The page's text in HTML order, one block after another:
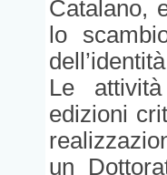
Catalano,
lo
Le
edizioni
un